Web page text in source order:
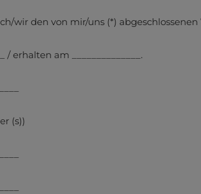
wir den von mir/uns (*)
/ erhalten am ______________.
(s))